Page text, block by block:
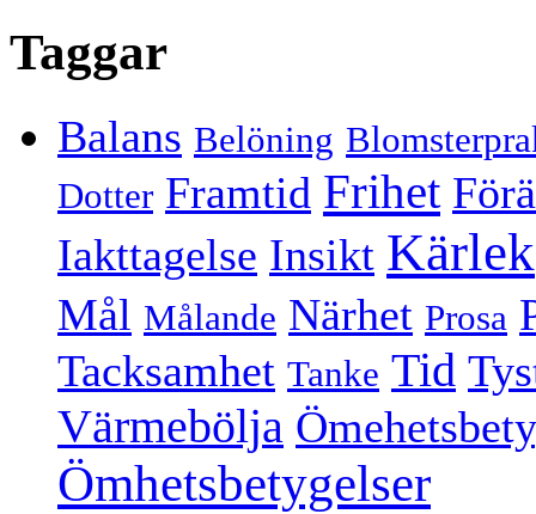
Taggar
Balans Belöning
Dotter Framtid Frihet
Iakttagelse Insikt Kärlek
Mål Målande Närhet Prosa
Tacksamhet Tanke Tid
Värmebölja
Ömhetsbetygelser